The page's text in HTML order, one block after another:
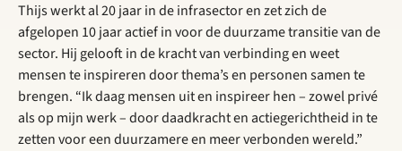
Thijs werkt al 20 jaar in de infrasector en zet zich de
afgelopen 10 jaar actief in voor de duurzame transitie van de
sector. Hij gelooft in de kracht van verbinding en weet
mensen te inspireren door thema’s en personen samen te
brengen. “Ik daag mensen uit en inspireer hen – zowel privé
als op mijn werk – door daadkracht en actiegerichtheid in te
zetten voor een duurzamere en meer verbonden wereld.”